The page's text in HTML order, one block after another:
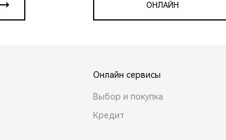
ОНЛАЙН
Онлайн сервисы
Выбор и покупка
Кредит